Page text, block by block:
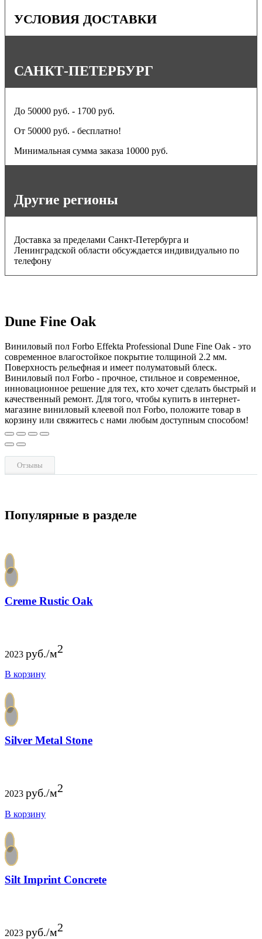
УСЛОВИЯ ДОСТАВКИ
САНКТ-ПЕТЕРБУРГ
До 50000 руб. - 1700 руб.
От 50000 руб. - бесплатно!
Минимальная сумма заказа 10000 руб.
Другие регионы
Доставка за пределами Санкт-Петербурга и
Ленинградской области обсуждается индивидуально по
телефону
Dune Fine Oak
Виниловый пол Forbo Effekta Professional Dune Fine Oak - это
современное влагостойкое покрытие толщиной 2.2 мм.
Поверхность рельефная и имеет полуматовый блеск.
Виниловый пол Forbo - прочное, стильное и современное,
инновационное решение для тех, кто хочет сделать быстрый и
качественный ремонт. Для того, чтобы купить в интернет-
магазине виниловый клеевой пол Forbo, положите товар в
корзину или свяжитесь с нами любым доступным способом!
Отзывы
Популярные в разделе
Creme Rustic Oak
2023 руб./м2
В корзину
Silver Metal Stone
2023 руб./м2
В корзину
Silt Imprint Concrete
2023 руб./м2